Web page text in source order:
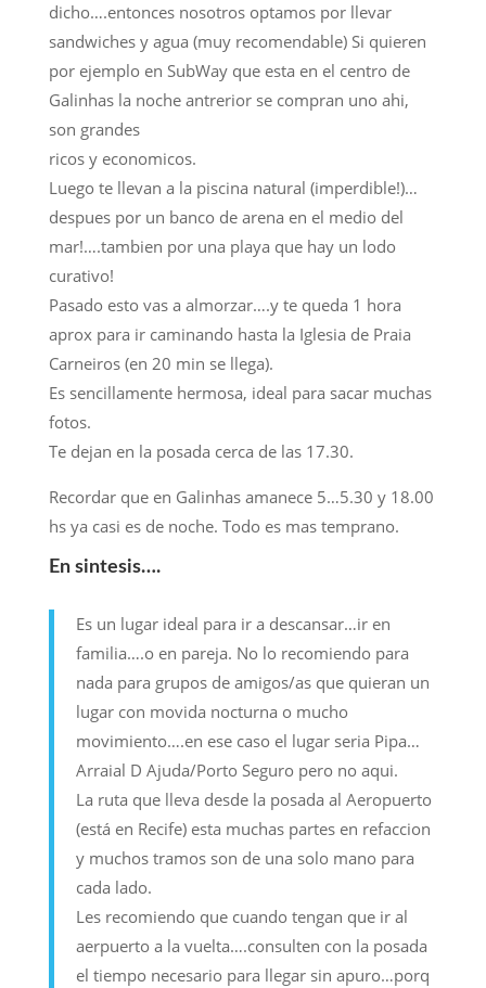
dicho….entonces nosotros optamos por llevar
sandwiches y agua (muy recomendable) Si quieren
por ejemplo en SubWay que esta en el centro de
Galinhas la noche antrerior se compran uno ahi,
son grandes
ricos y economicos.
Luego te llevan a la piscina natural (imperdible!)…
despues por un banco de arena en el medio del
mar!….tambien por una playa que hay un lodo
curativo!
Pasado esto vas a almorzar….y te queda 1 hora
aprox para ir caminando hasta la Iglesia de Praia
Carneiros (en 20 min se llega).
Es sencillamente hermosa, ideal para sacar muchas
fotos.
Te dejan en la posada cerca de las 17.30.
Recordar que en Galinhas amanece 5…5.30 y 18.00
hs ya casi es de noche. Todo es mas temprano.
En sintesis….
Es un lugar ideal para ir a descansar…ir en
familia….o en pareja. No lo recomiendo para
nada para grupos de amigos/as que quieran un
lugar con movida nocturna o mucho
movimiento….en ese caso el lugar seria Pipa…
Arraial D Ajuda/Porto Seguro pero no aqui.
La ruta que lleva desde la posada al Aeropuerto
(está en Recife) esta muchas partes en refaccion
y muchos tramos son de una solo mano para
cada lado.
Les recomiendo que cuando tengan que ir al
aerpuerto a la vuelta….consulten con la posada
el tiempo necesario para llegar sin apuro…porq